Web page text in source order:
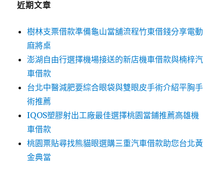
近期文章
樹林支票借款準備龜山當舖流程竹東借錢分享電動
麻將桌
澎湖自由行選擇機場接送的新店機車借款與楠梓汽
車借款
台北中醫減肥要綜合眼袋與雙眼皮手術介紹平胸手
術推薦
IQOS塑膠射出工廠最佳選擇桃園當鋪推薦高雄機
車借款
桃園票貼尋找熊貓眼選購三重汽車借款助您台北黃
金典當